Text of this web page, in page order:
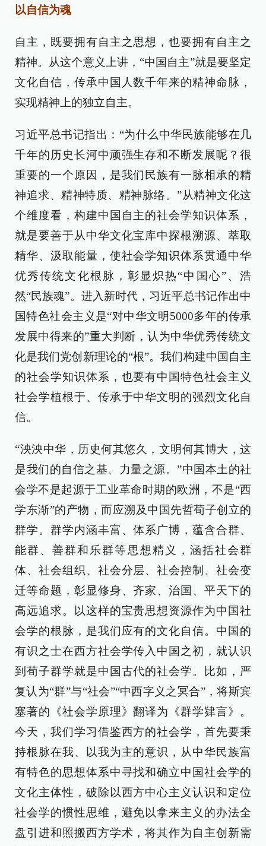
以自信为魂
自主，既要拥有自主之思想，也要拥有自主之
精神。从这个意义上讲，“中国自主”就是要坚定
文化自信，传承中国人数千年来的精神命脉，
实现精神上的独立自主。
习近平总书记指出：“为什么中华民族能够在几
千年的历史长河中顽强生存和不断发展呢？很
重要的一个原因，是我们民族有一脉相承的精
神追求、精神特质、精神脉络。”从精神文化这
个维度看，构建中国自主的社会学知识体系，
就是要善于从中华文化宝库中探根溯源、萃取
精华、汲取能量，使社会学知识体系贯通中华
优秀传统文化根脉，彰显炽热“中国心”、浩
然“民族魂”。进入新时代，习近平总书记作出中
国特色社会主义是“对中华文明5000多年的传承
发展中得来的”重大判断，认为中华优秀传统文
化是我们党创新理论的“根”。我们构建中国自主
的社会学知识体系，也要有中国特色社会主义
社会学植根于、传承于中华文明的强烈文化自
信。
“泱泱中华，历史何其悠久，文明何其博大，这
是我们的自信之基、力量之源。”中国本土的社
会学不是起源于工业革命时期的欧洲，不是“西
学东渐”的产物，而应溯及中国先哲荀子创立的
群学。群学内涵丰富、体系广博，蕴含合群、
能群、善群和乐群等思想精义，涵括社会群
体、社会组织、社会分层、社会控制、社会变
迁等命题，彰显修身、齐家、治国、平天下的
高远追求。以这样的宝贵思想资源作为中国社
会学的根脉，是我们应有的文化自信。中国的
有识之士在西方社会学传入中国之初，就认识
到荀子群学就是中国古代的社会学。比如，严
复认为“群”与“社会”“中西字义之冥合”，将斯宾
塞著的《社会学原理》翻译为《群学肄言》。
今天，我们学习借鉴西方的社会学，首先要秉
持根脉在我、以我为主的意识，从中华民族富
有特色的思想体系中寻找和确立中国社会学的
文化主体性，破除以西方中心主义认识和定位
社会学的惯性思维，避免以拿来主义的办法全
盘引进和照搬西方学术，将其作为自主创新需